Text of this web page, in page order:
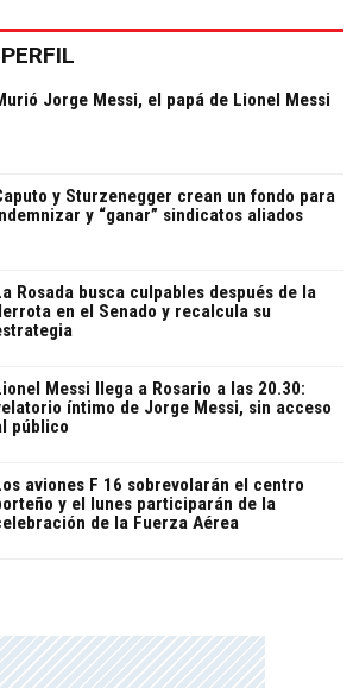
Jorge Messi, el papá de Lionel Messi
y Sturzenegger crean un fondo para
y “ganar” sindicatos aliados
Rosada busca culpables después de la
en el Senado y recalcula su
Messi llega a Rosario a las 20.30:
íntimo de Jorge Messi, sin acceso
público
aviones F 16 sobrevolarán el centro
y el lunes participarán de la
de la Fuerza Aérea